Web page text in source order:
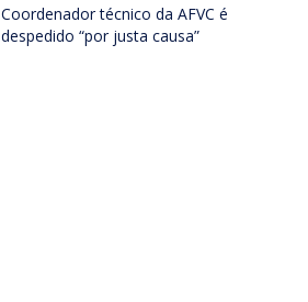
Coordenador técnico da AFVC é
despedido “por justa causa”